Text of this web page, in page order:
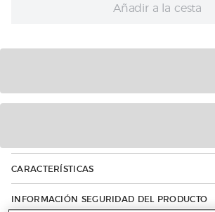
Añadir a la cesta
CARACTERÍSTICAS
INFORMACIÓN SEGURIDAD DEL PRODUCTO